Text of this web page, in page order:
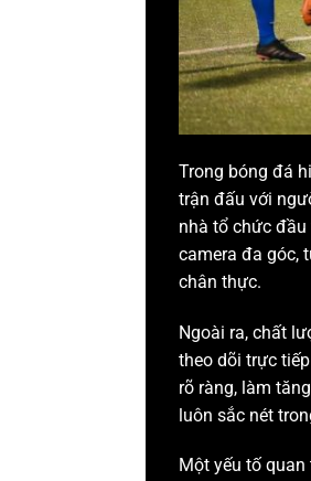
Trong bóng đá
trận đấu với
nhà tổ chức
camera đa góc,
chân thực.
Ngoài ra, chất
theo dõi trực
rõ ràng, làm
luôn sắc nét
Một yếu tố